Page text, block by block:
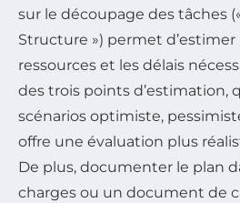
sur le découpage des tâches
Structure ») permet
ressources et les délais
des trois points d’estimation,
scénarios optimiste,
offre une évaluation plus
De plus, documenter le plan
charges ou un document de